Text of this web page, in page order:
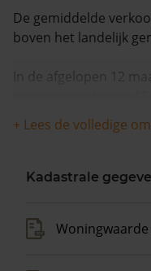
De gemiddelde
boven het landelijk
In de afgelopen 12
+ Lees de volledige
Kadastrale